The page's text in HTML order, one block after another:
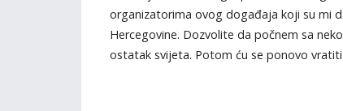
organizatorima ovog događaja koji su mi
Hercegovine. Dozvolite da počnem sa
ostatak svijeta. Potom ću se ponovo